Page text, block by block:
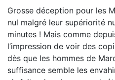
Grosse déception pour les
nul malgré leur supériorité
minutes ! Mais comme
l’impression de voir des
dès que les hommes de
suffisance semble les